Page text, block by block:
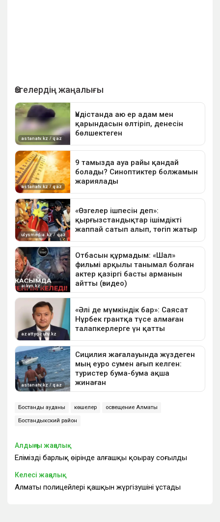
Бостандық ауданы көшелер освещение Алматы
Бостандыкский район
Алдыңғы жаңалық
Еліміздің барлық өңірінде алғашқы қоңырау соғылды
Келесі жаңалық
Алматы полицейлері қашқын жүргізушіні ұстады